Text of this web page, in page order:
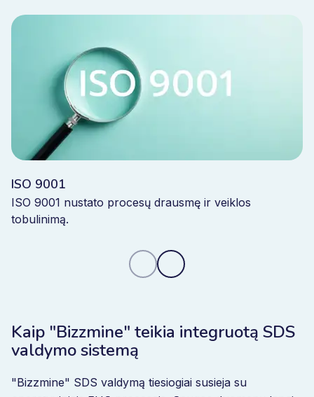
ISO 9001
ISO 9001 nustato procesų drausmę ir veiklos
tobulinimą.
Kaip "Bizzmine" teikia integruotą SDS
valdymo sistemą
"Bizzmine" SDS valdymą tiesiogiai susieja su